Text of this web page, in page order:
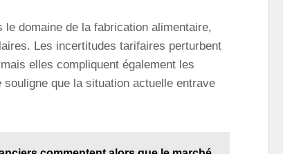
domaine de la fabrication alimentaire,
Les incertitudes tarifaires perturbent
elles compliquent également les
que la situation actuelle entrave